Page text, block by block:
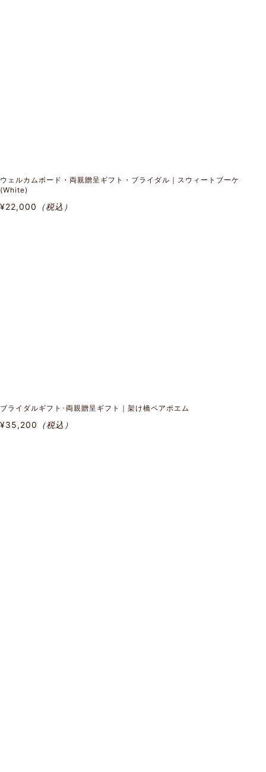
ウェルカムボード・両親贈呈ギフト・ブライダル｜スウィートブーケ
(White)
¥22,000 （税込）
ブライダルギフト･両親贈呈ギフト｜架け橋ペアポエム
¥35,200 （税込）